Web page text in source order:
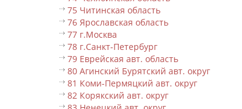
75 Читинская область
76 Ярославская область
77 г.Москва
78 г.Санкт-Петербург
79 Еврейская авт. область
80 Агинский Бурятский авт. округ
81 Коми-Пермяцкий авт. округ
82 Корякский авт. округ